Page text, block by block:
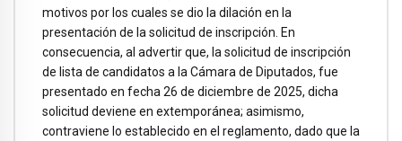
motivos por los cuales se dio la dilación en la
presentación de la solicitud de inscripción. En
consecuencia, al advertir que, la solicitud de inscripción
de lista de candidatos a la Cámara de Diputados, fue
presentado en fecha 26 de diciembre de 2025, dicha
solicitud deviene en extemporánea; asimismo,
contraviene lo establecido en el reglamento, dado que la